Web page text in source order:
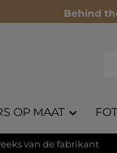
Behind
OP MAAT
van de fabrikant